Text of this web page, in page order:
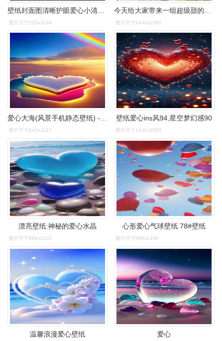
图片尺寸525x1138 图片尺寸1440x2560
爱心大海(风景手机静态壁纸) - 风景手机壁纸下载 - 元气壁纸
图片尺寸640x1137
壁纸爱心ins风94,星空梦幻感90
图片尺寸1440x2560
漂亮壁纸:神秘的爱心水晶
图片尺寸688x1232
心形爱心气球壁纸 78#壁纸
图片尺寸690x1496
温馨浪漫爱心壁纸 爱心